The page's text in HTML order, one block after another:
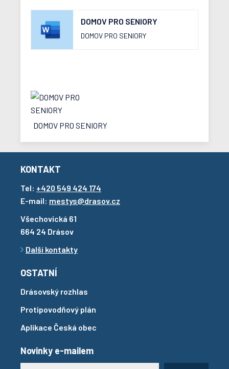
DOMOV PRO SENIORY
DOMOV PRO SENIORY
DOMOV PRO SENIORY
KONTAKT
Tel: +420 549 424 174
E-mail: mestys@drasov.cz
Všechovická 61
664 24 Drásov
Další kontakty
OSTATNÍ
Drásovský rozhlas
Protipovodňový plán
Aplikace Česká obec
Novinky e-mailem